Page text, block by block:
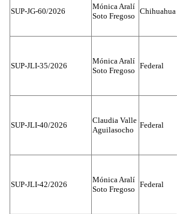
SUP-JG-60/2026
Mónica Aralí
Soto Fregoso
Chihuahua
SUP-JLI-35/2026
Mónica Aralí
Soto Fregoso
Federal
SUP-JLI-40/2026
Claudia Valle
Aguilasocho
Federal
SUP-JLI-42/2026
Mónica Aralí
Soto Fregoso
Federal